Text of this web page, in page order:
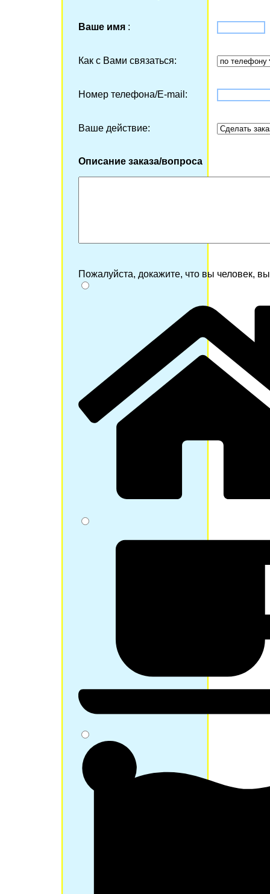
Ваше имя:
Как с Вами связаться:
Номер телефона/Е-mail:
Ваше действие:
Описание заказа/вопроса
Пожалуйста, докажите, что вы человек,